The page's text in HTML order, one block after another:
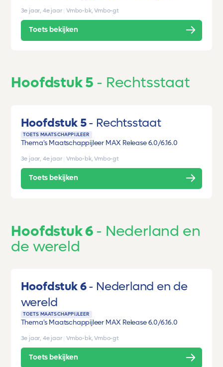
3e jaar, 4e jaar Vmbo-bk, Vmbo-gt
Toets bekijken
Hoofdstuk 5 Rechtsstaat
Hoofdstuk 5 Rechtsstaat
TOETS MAATSCHAPPIJLEER
Thema's Maatschappijleer MAX Release 6.0/6.16.0
3e jaar, 4e jaar Vmbo-bk, Vmbo-gt
Toets bekijken
Hoofdstuk 6
Nederland en
de wereld
Hoofdstuk 6
Nederland en de
wereld
TOETS MAATSCHAPPIJLEER
Thema's Maatschappijleer MAX Release 6.0/6.16.0
3e jaar, 4e jaar Vmbo-bk, Vmbo-gt
Toets bekijken